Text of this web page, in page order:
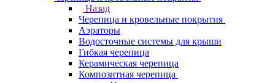
Назад
Черепица и кровельные покрытия
Аэраторы
Водосточные системы для крыши
Гибкая черепица
Керамическая черепица
Композитная черепица